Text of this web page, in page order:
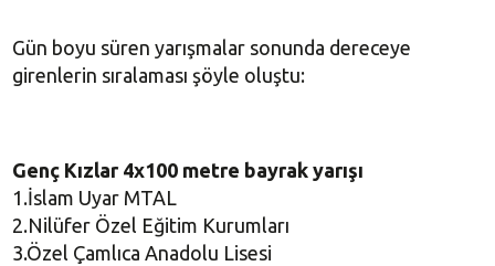
Gün boyu süren yarışmalar sonunda dereceye
girenlerin sıralaması şöyle oluştu:
Genç Kızlar 4x100 metre bayrak yarışı
1.İslam Uyar MTAL
2.Nilüfer Özel Eğitim Kurumları
3.Özel Çamlıca Anadolu Lisesi